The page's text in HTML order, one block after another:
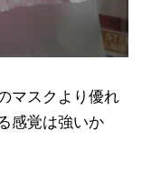
マスクより優れ
感覚は強いか